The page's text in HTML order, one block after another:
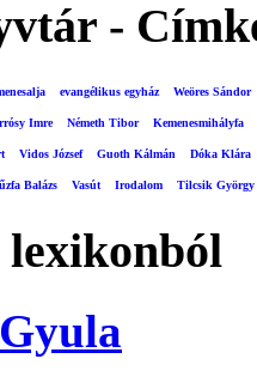
-
evangélikus egyház Weöres Sándor
Imre Németh Tibor Kemenesmihályfa
Vidos József Guoth Kálmán Dóka Klára
Balázs Vasút Irodalom Tilcsik György